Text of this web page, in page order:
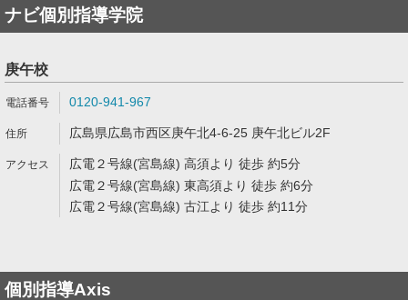
ナビ個別指導学院
庚午校
0120-941-967
広島県広島市西区庚午北4-6-25 庚午北ビル2F
広電２号線(宮島線) 高須より 徒歩 約5分
広電２号線(宮島線) 東高須より 徒歩 約6分
広電２号線(宮島線) 古江より 徒歩 約11分
個別指導Axis